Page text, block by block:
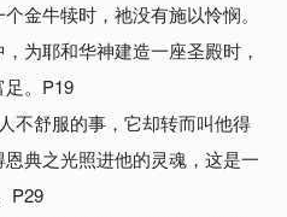
金牛犊时，祂没有施以怜悯。
为耶和华神建造一座圣殿时，
。P19
不舒服的事，它却转而叫他得
典之光照进他的灵魂，这是一
P29